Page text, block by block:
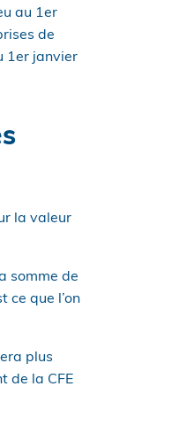
au 1er
de
1er janvier
la valeur
somme de
ce que l’on
plus
de la CFE